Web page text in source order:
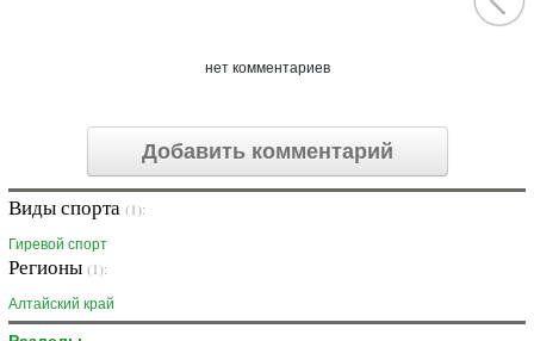
нет комментариев
Добавить комментарий
Виды спорта (1):
Гиревой спорт
Регионы (1):
Алтайский край